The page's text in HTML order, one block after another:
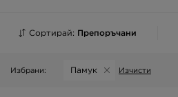
Сортирай: Препоръчани
Избрани: Памук Изчисти